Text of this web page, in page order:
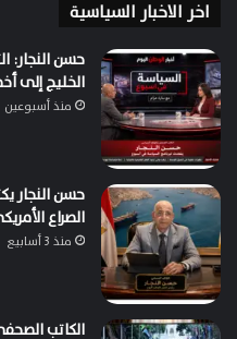
اخر الاخبار السياسية
حسن النجار:
الخليج إلى
منذ أسبوعين
حسن النجار
الصراع
منذ 3 أسابيع
الكاتب